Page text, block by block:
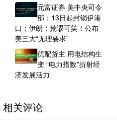
元富证券 美中央司令
部：13日起封锁伊港
口；伊朗：荒谬可笑！公布
美三大“无理要求”
优配货主 用电结构生
变 “电力指数”折射经
济发展活力
相关评论